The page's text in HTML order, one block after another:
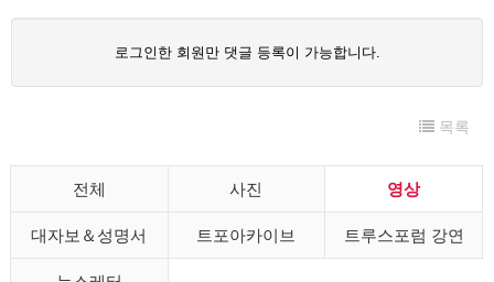
로그인한 회원만 댓글 등록이 가능합니다.
목록
전체 사진 영상
대자보＆성명서 트포아카이브 트루스포럼 강연